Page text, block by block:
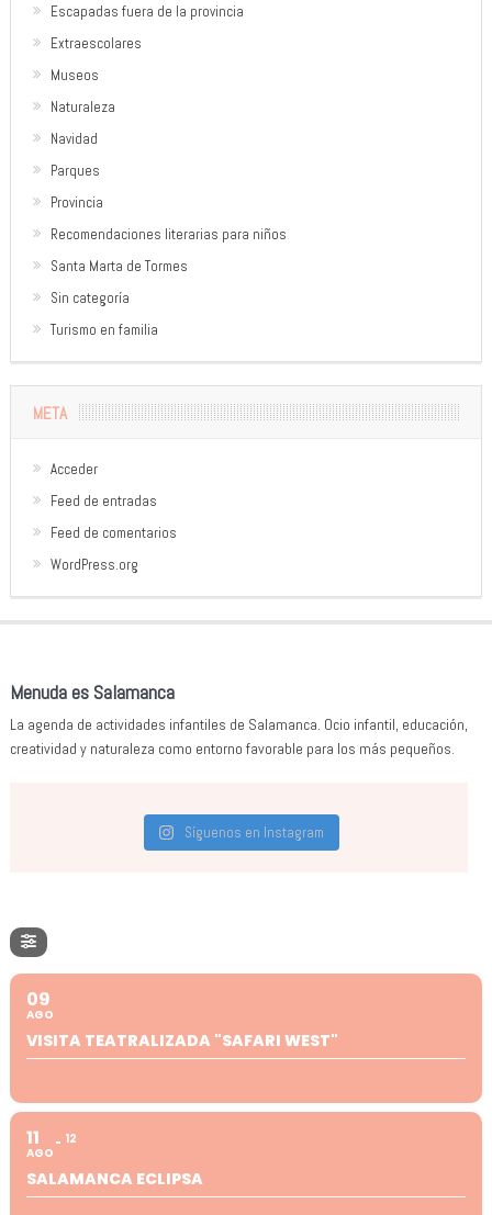
Escapadas fuera de la provincia
Extraescolares
Museos
Naturaleza
Navidad
Parques
Provincia
Recomendaciones literarias para niños
Santa Marta de Tormes
Sin categoría
Turismo en familia
META
Acceder
Feed de entradas
Feed de comentarios
WordPress.org
Menuda es Salamanca
La agenda de actividades infantiles de Salamanca. Ocio infantil, educación,
creatividad y naturaleza como entorno favorable para los más pequeños.
Síguenos en Instagram
09
AGO
VISITA TEATRALIZADA "SAFARI WEST"
11
AGO
12
SALAMANCA ECLIPSA